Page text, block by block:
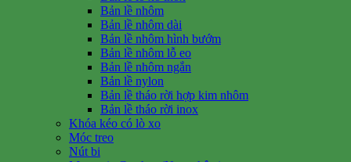
Bản lề nhôm
Bản lề nhôm dài
Bản lề nhôm hình bướm
Bản lề nhôm lỗ eo
Bản lề nhôm ngắn
Bản lề nylon
Bản lề tháo rời hợp kim nhôm
Bản lề tháo rời inox
Khóa kéo có lò xo
Móc treo
Nút bi